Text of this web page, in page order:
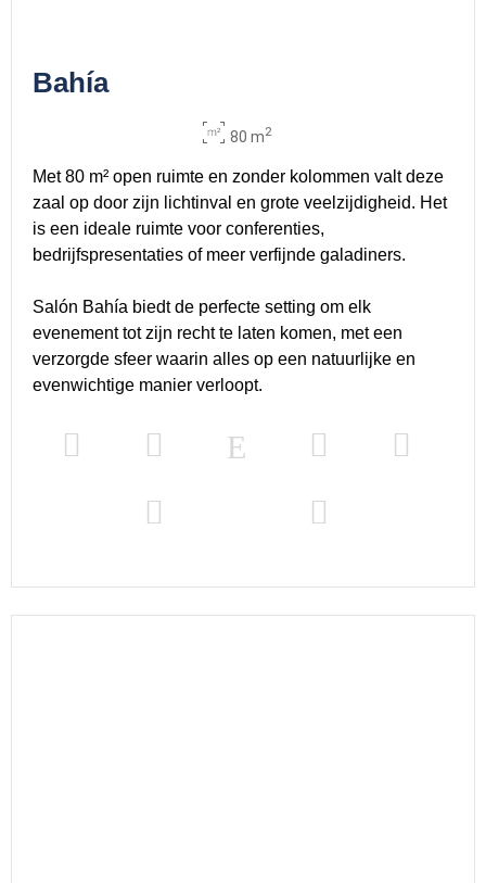
Bahía
80 m2
Met 80 m² open ruimte en zonder kolommen valt deze
zaal op door zijn lichtinval en grote veelzijdigheid. Het
is een ideale ruimte voor conferenties,
bedrijfspresentaties of meer verfijnde galadiners.
Salón Bahía biedt de perfecte setting om elk
evenement tot zijn recht te laten komen, met een
verzorgde sfeer waarin alles op een natuurlijke en
evenwichtige manier verloopt.